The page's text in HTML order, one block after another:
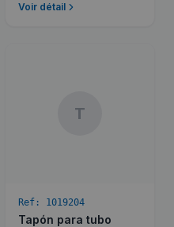
Voir détail
T
Ref: 1019204
Tapón para tubo